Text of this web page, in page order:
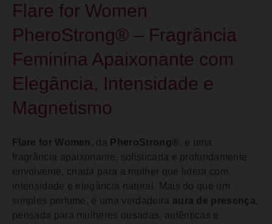
Flare for Women
PheroStrong® – Fragrância
Feminina Apaixonante com
Elegância, Intensidade e
Magnetismo
Flare for Women , da PheroStrong®, é uma
fragrância apaixonante, sofisticada e profundamente
envolvente, criada para a mulher que lidera com
intensidade e elegância natural. Mais do que um
simples perfume, é uma verdadeira aura de presença,
pensada para mulheres ousadas, autênticas e